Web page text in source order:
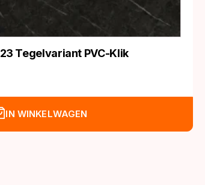
Tegelvariant PVC-Klik
IN WINKELWAGEN